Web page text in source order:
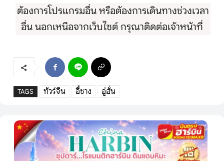
ต้องการโปรแกรมอื่น หรือต้องการเดินทางช่วงเวลา
อื่น นอกเหนือจากเว็บไซต์ กรุณาติดต่อเจ้าหน้าที่
TAGS ทัวร์จีน อี้ชาง อู่ฮั่น